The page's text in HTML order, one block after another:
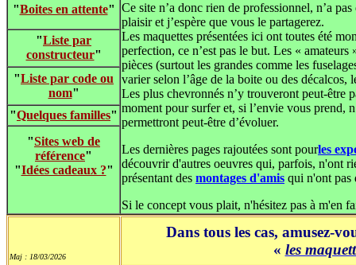
Ce site n’a donc rien de professionnel, n’a
plaisir et j’espère que vous le partagerez.
Les maquettes présentées ici ont toutes été
perfection, ce n’est pas le but. Les «
pièces (surtout les grandes comme les
varier selon l’âge de la boite ou des décalcos,
Les plus chevronnés n’y trouveront peut-être
moment pour surfer et, si l’envie vous prend,
permettront peut-être d’évoluer.
Les dernières pages rajoutées sont pourles
découvrir d'autres oeuvres qui, parfois, n'ont
présentant des montages d'amis qui n'ont pas
Si le concept vous plait, n'hésitez pas à m'en
"Boites en attente"
"Liste par
constructeur"
"Liste par code ou
nom"
"Quelques familles"
"Sites web de
référence"
"Idées cadeaux ?"
Maj : 18/03/2026
Dans tous les cas, amusez-
« les